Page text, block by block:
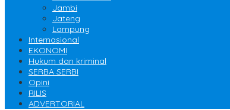
Jambi
Jateng
Lampung
Internasional
EKONOMI
Hukum dan kriminal
SERBA SERBI
Opini
RILIS
ADVERTORIAL